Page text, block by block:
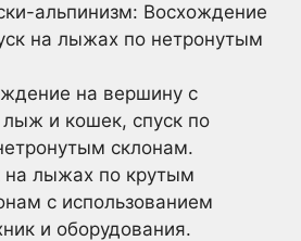
альпинизм: Восхождение
на лыжах по нетронутым
на вершину с
и кошек, спуск по
склонам.
на лыжах по крутым
с использованием
и оборудования.